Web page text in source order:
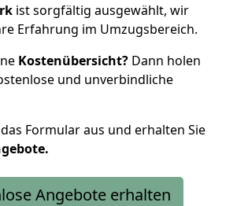
ist sorgfältig ausgewählt, wir
Erfahrung im Umzugsbereich.
Kostenübersicht? Dann holen
und unverbindliche
Formular aus und erhalten Sie
Angebote erhalten